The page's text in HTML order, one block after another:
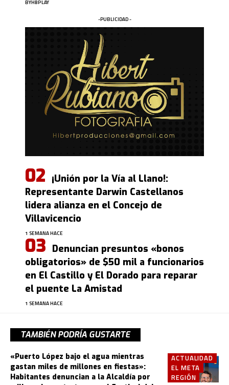
BYHBPLAY
-PUBLICIDAD -
¡Unión por la Vía al Llano!:
Representante Darwin Castellanos
lidera alianza en el Concejo de
Villavicencio
1 SEMANA HACE
Denuncian presuntos «bonos
obligatorios» de $50 mil a funcionarios
en El Castillo y El Dorado para reparar
el puente La Amistad
1 SEMANA HACE
TAMBIÉN PODRÍA GUSTARTE
ACTUALIDAD
EL META
REGIÓN
«Puerto López bajo el agua mientras
gastan miles de millones en fiestas»:
Habitantes denuncian a la Alcaldía por